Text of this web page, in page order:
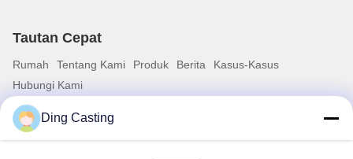
Tautan Cepat
Rumah Tentang Kami Produk Berita
Kasus-Kasus
Hubungi Kami
Kontak Cepat
Ding Casting